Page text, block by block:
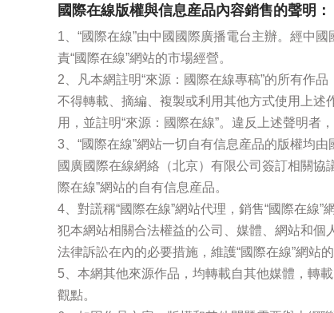
國際在線版權與信息産品內容銷售的聲明：
1、“國際在線”由中國國際廣播電台主辦。經中
責“國際在線”網站的市場經營。
2、凡本網註明“來源：國際在線專稿”的所有作
不得轉載、摘編、複製或利用其他方式使用上
用，並註明“來源：國際在線”。違反上述聲明者
3、“國際在線”網站一切自有信息産品的版權均
國廣國際在線網絡（北京）有限公司簽訂相關協
際在線”網站的自有信息産品。
4、對謊稱“國際在線”網站代理，銷售“國際在線
犯本網站相關合法權益的公司、媒體、網站和
法律訴訟在內的必要措施，維護“國際在線”網站的
5、本網其他來源作品，均轉載自其他媒體，轉
觀點。